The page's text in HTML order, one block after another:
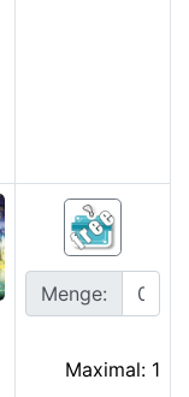
Menge:
Maximal: 1